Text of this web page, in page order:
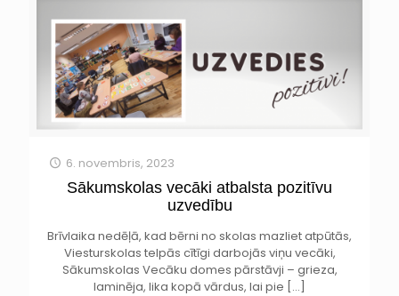
6. novembris, 2023
Sākumskolas vecāki atbalsta pozitīvu
uzvedību
Brīvlaika nedēļā, kad bērni no skolas mazliet atpūtās,
Viesturskolas telpās cītīgi darbojās viņu vecāki,
Sākumskolas Vecāku domes pārstāvji – grieza,
laminēja, lika kopā vārdus, lai pie […]